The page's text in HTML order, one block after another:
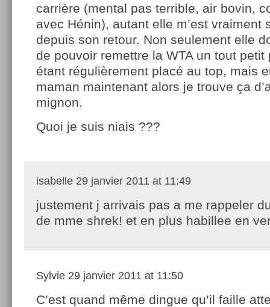
carrière (mental pas terrible, air bovin,
avec Hénin), autant elle m’est vraiment
depuis son retour. Non seulement elle
de pouvoir remettre la WTA un tout petit
étant régulièrement placé au top, mais
maman maintenant alors je trouve ça
mignon.
Quoi je suis niais ???
isabelle 29 janvier 2011 at 11:49
justement j arrivais pas a me rappeler
de mme shrek! et en plus habillee en
Sylvie 29 janvier 2011 at 11:50
C’est quand même dingue qu’il faille